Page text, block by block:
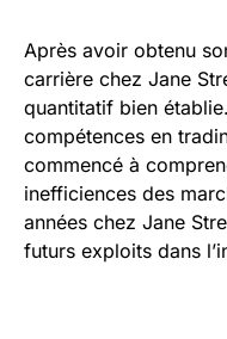
Après avoir obtenu
carrière chez Jane
quantitatif bien
compétences en
commencé à
inefficiences des
années chez Jane
futurs exploits dans